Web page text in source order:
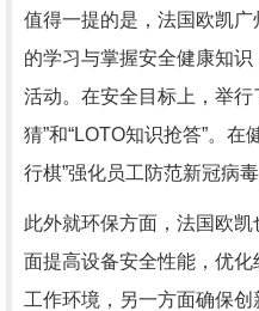
值得一提的是，法国欧凯
的学习与掌握安全健康知
活动。在安全目标上，举行
猜”和“LOTO知识抢答”。
行棋”强化员工防范新冠病毒
此外就环保方面，法国欧
面提高设备安全性能，优
工作环境，另一方面确保